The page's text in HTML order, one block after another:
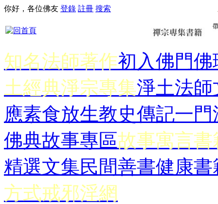
你好，各位佛友 登錄 註冊 搜索
知名法師著作初入佛門佛
土經典淨宗專集淨土法師
應素食放生教史傳記一門
佛典故事專區故事寓言書
精選文集民間善書健康書
方式戒邪淫網